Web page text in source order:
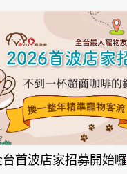
首波店家招募開始囉